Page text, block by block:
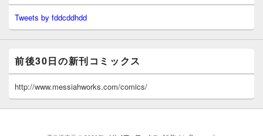
Tweets by fddcddhdd
前後30日の新刊コミックス
http://www.messiahworks.com/comics/